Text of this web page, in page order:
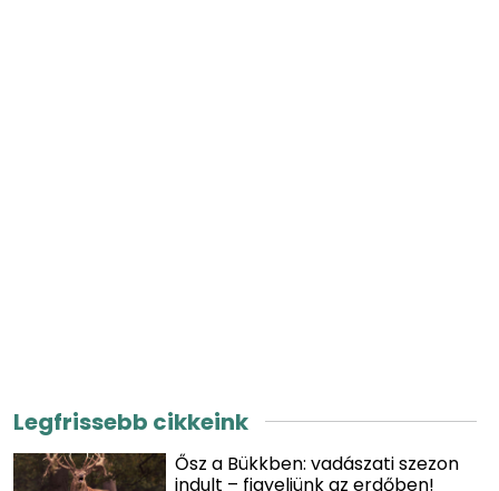
Legfrissebb cikkeink
Ősz a Bükkben: vadászati szezon
indult – figyeljünk az erdőben!